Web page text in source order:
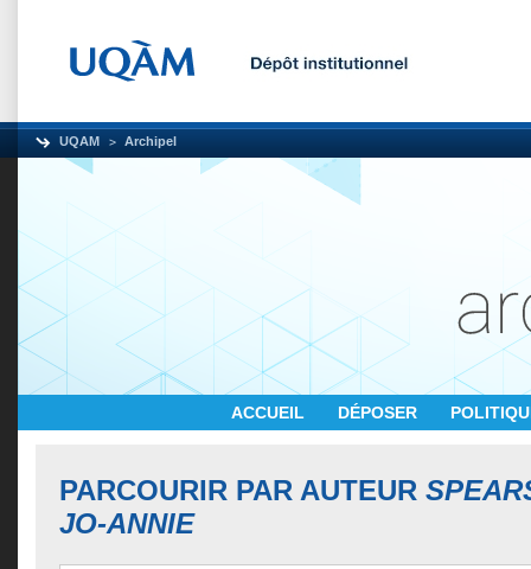
UQAM Archipel
ACCUEIL DÉPOSER
PARCOURIR PAR AUTEUR
JO-ANNIE